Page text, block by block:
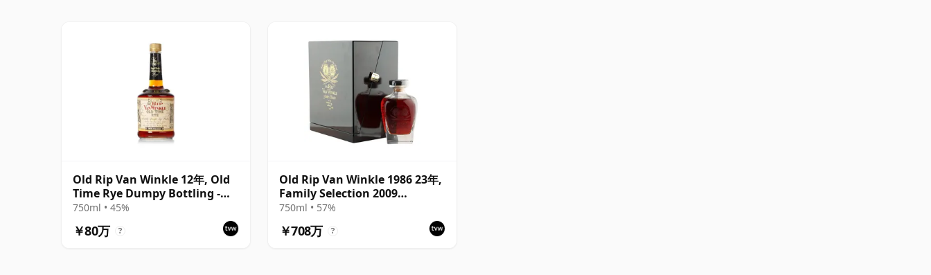
Old Rip Van Winkle 12年, Old
Time Rye Dumpy Bottling -
Cask C1309
750ml • 45%
￥80万 ?
Old Rip Van Winkle 1986 23年,
Family Selection 2009
Decanter with Presentation
750ml • 57%
￥708万 ?